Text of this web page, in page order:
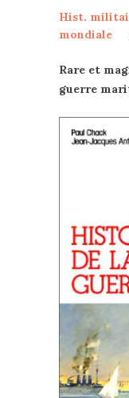
Hist.
mondiale
Rare et
guerre